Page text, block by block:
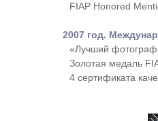
FIAP Honored
2007 год.
«Лучший фотограф
Золотая медаль
4 сертификата